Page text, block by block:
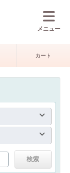
メニュー
カート